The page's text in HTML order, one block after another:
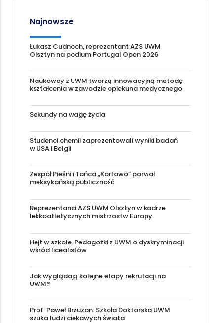
Najnowsze
Łukasz Cudnoch, reprezentant AZS UWM
Olsztyn na podium Portugal Open 2026
Naukowcy z UWM tworzą innowacyjną metodę
kształcenia w zawodzie opiekuna medycznego
Sekundy na wagę życia
Studenci chemii zaprezentowali wyniki badań
w USA i Belgii
Zespół Pieśni i Tańca „Kortowo” porwał
meksykańską publiczność
Reprezentanci AZS UWM Olsztyn w kadrze
lekkoatletycznych mistrzostw Europy
Hejt w szkole. Pedagożki z UWM o dyskryminacji
wśród licealistów
Jak wyglądają kolejne etapy rekrutacji na
UWM?
Prof. Paweł Brzuzan: Szkoła Doktorska UWM
szuka ludzi ciekawych świata